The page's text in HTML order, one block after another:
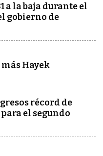
a la baja durante el
gobierno de
Hayek
récord de
el segundo